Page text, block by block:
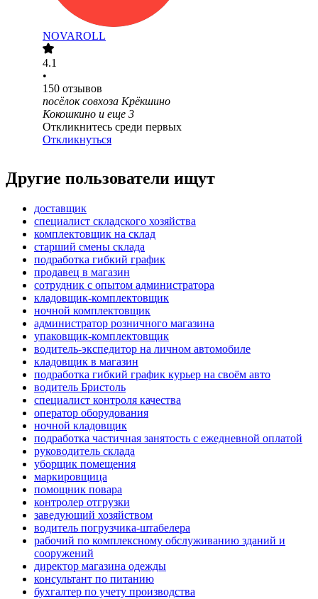
NOVAROLL
4.1
•
150 отзывов
посёлок совхоза Крёкшино
Кокошкино и еще 3
Откликнитесь среди первых
Откликнуться
Другие пользователи ищут
доставщик
специалист складского хозяйства
комплектовщик на склад
старший смены склада
подработка гибкий график
продавец в магазин
сотрудник с опытом администратора
кладовщик-комплектовщик
ночной комплектовщик
администратор розничного магазина
упаковщик-комплектовщик
водитель-экспедитор на личном автомобиле
кладовщик в магазин
подработка гибкий график курьер на своём авто
водитель Бристоль
специалист контроля качества
оператор оборудования
ночной кладовщик
подработка частичная занятость с ежедневной оплатой
руководитель склада
уборщик помещения
маркировщица
помощник повара
контролер отгрузки
заведующий хозяйством
водитель погрузчика-штабелера
рабочий по комплексному обслуживанию зданий и
сооружений
директор магазина одежды
консультант по питанию
бухгалтер по учету производства